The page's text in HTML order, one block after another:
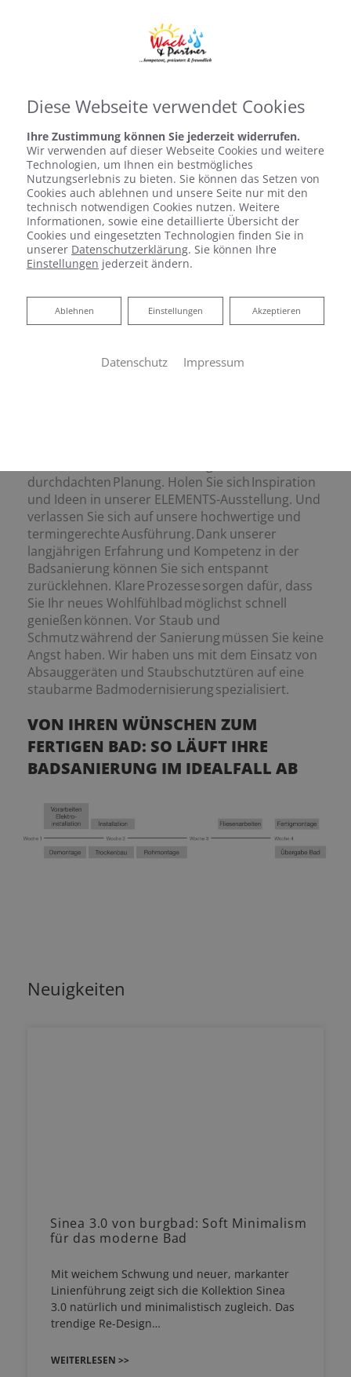
Badsanierung:
Das Bad Ihrer Träume. Wir machen
es wahr.
Wie stellen Sie sich Ihr neues Bad
durchdachten Planung. Holen Sie sich Inspiration
und Ideen in unserer ELEMENTS-Ausstellung. Und
verlassen Sie sich auf unsere hochwertige und
termingerechte Ausführung. Dank unserer
langjährigen Erfahrung und Kompetenz in der
Badsanierung können Sie sich entspannt
zurücklehnen. Klare Prozesse sorgen dafür, dass
Sie Ihr neues Wohlfühlbad möglichst schnell
genießen können. Vor Staub und
Schmutz während der Sanierung müssen Sie keine
Angst haben. Wir haben uns mit dem Einsatz von
Absauggeräten und Staubschutztüren auf eine
staubarme Badmodernisierung spezialisiert.
VON IHREN WÜNSCHEN ZUM
FERTIGEN BAD: SO LÄUFT IHRE
BADSANIERUNG IM IDEALFALL AB
Neuigkeiten
Sinea 3.0 von burgbad: Soft Minimalism
für das moderne Bad
Mit weichem Schwung und neuer, markanter
Linienführung zeigt sich die Kollektion Sinea
3.0 natürlich und minimalistisch zugleich. Das
trendige Re-Design…
WEITERLESEN >>
Diese Webseite verwendet Cookies
Ihre Zustimmung können Sie jederzeit widerrufen.
Wir verwenden auf dieser Webseite Cookies und weitere
Technologien, um Ihnen ein bestmögliches
Nutzungserlebnis zu bieten. Sie können das Setzen von
Cookies auch ablehnen und unsere Seite nur mit den
technisch notwendigen Cookies nutzen. Weitere
Informationen, sowie eine detaillierte Übersicht der
Cookies und eingesetzten Technologien finden Sie in
unserer Datenschutzerklärung. Sie können Ihre
Einstellungen jederzeit ändern.
Akzeptieren
Einstellungen
Ablehnen
Ablehnen
Datenschutz Impressum